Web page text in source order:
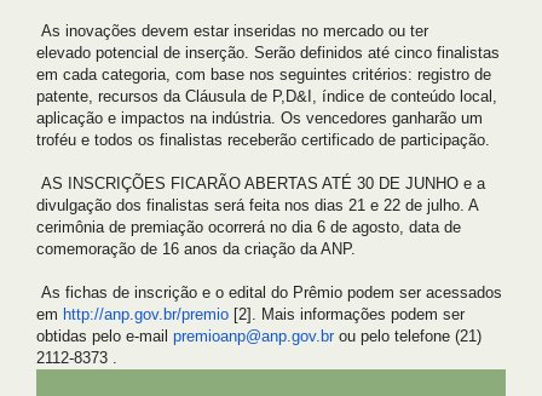
As inovações devem estar inseridas no mercado ou ter
elevado potencial de inserção. Serão definidos até cinco finalistas
em cada categoria, com base nos seguintes critérios: registro de
patente, recursos da Cláusula de P,D&I, índice de conteúdo local,
aplicação e impactos na indústria. Os vencedores ganharão um
troféu e todos os finalistas receberão certificado de participação.
AS INSCRIÇÕES FICARÃO ABERTAS ATÉ 30 DE JUNHO e a
divulgação dos finalistas será feita nos dias 21 e 22 de julho. A
cerimônia de premiação ocorrerá no dia 6 de agosto, data de
comemoração de 16 anos da criação da ANP.
As fichas de inscrição e o edital do Prêmio podem ser acessados
em http://anp.gov.br/premio [2]. Mais informações podem ser
obtidas pelo e-mail premioanp@anp.gov.brou pelo telefone (21)
2112-8373 .